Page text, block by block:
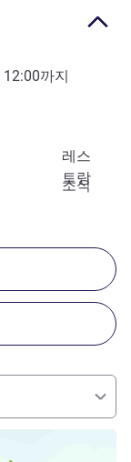
12:00까지
레스
토랑
조식